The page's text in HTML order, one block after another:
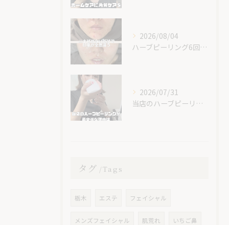
2026/08/04
ハーブピーリング6回での素晴らしい変化です！
2026/07/31
当店のハーブピーリングが最安値な理由🌿
タグ Tags
栃木 エステ フェイシャル
メンズフェイシャル 肌荒れ いちご鼻